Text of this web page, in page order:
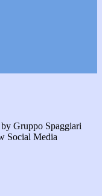
Gruppo Spaggiari
Social Media